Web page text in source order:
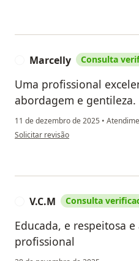
Marcelly Consulta
Uma profissional
abordagem e gentileza.
11 de dezembro de 2025 •
na opinião do utilizador Marcelly
Solicitar revisão
V.C.M Consulta
Educada, e respeitosa
profissional